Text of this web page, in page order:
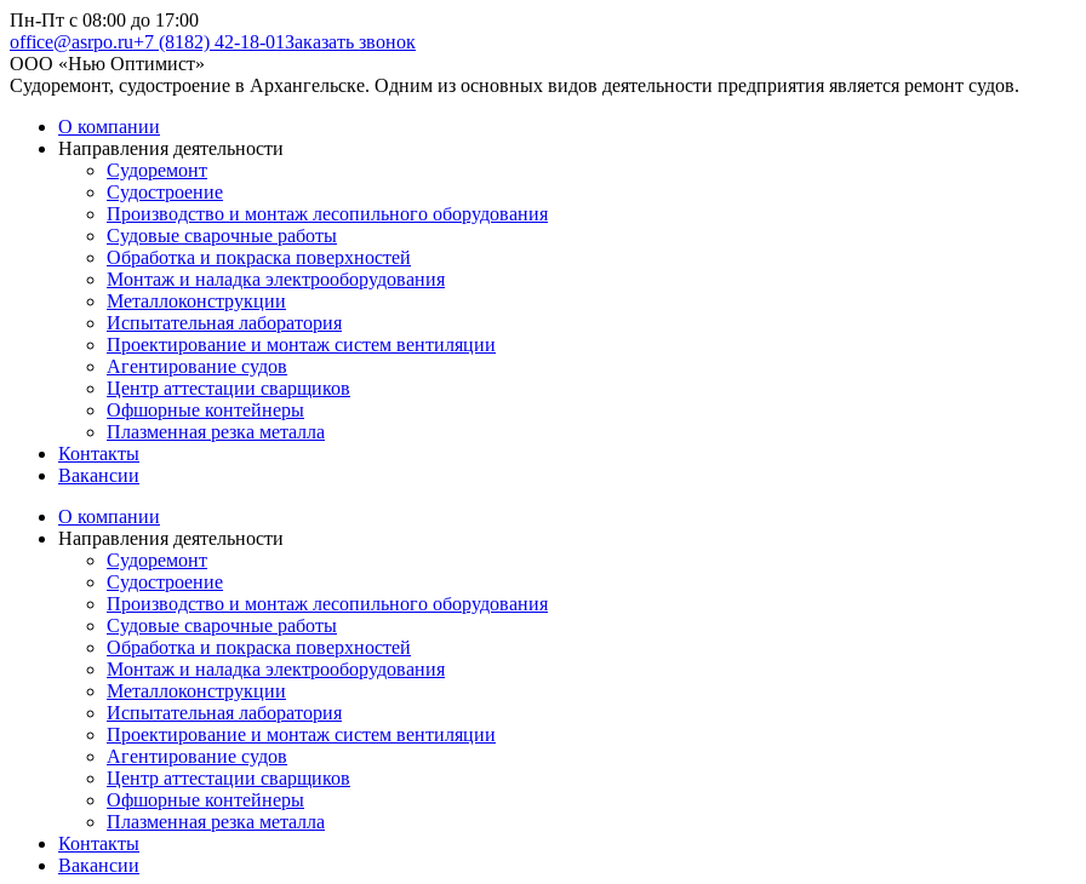
Перейти
к
содержанию
Пн-Пт с 08:00 до 17:00
office@asrpo.ru+7 (8182) 42-18-01Заказать звонок
ООО «Нью Оптимист»
Судоремонт, судостроение в Архангельске. Одним из основных видов деятельности предприятия является ремонт судов.
О компании
Направления деятельности
Судоремонт
Судостроение
Производство и монтаж лесопильного оборудования
Судовые сварочные работы
Обработка и покраска поверхностей
Монтаж и наладка электрооборудования
Металлоконструкции
Испытательная лаборатория
Проектирование и монтаж систем вентиляции
Агентирование судов
Центр аттестации сварщиков
Офшорные контейнеры
Плазменная резка металла
Контакты
Вакансии
О компании
Направления деятельности
Судоремонт
Судостроение
Производство и монтаж лесопильного оборудования
Судовые сварочные работы
Обработка и покраска поверхностей
Монтаж и наладка электрооборудования
Металлоконструкции
Испытательная лаборатория
Проектирование и монтаж систем вентиляции
Агентирование судов
Центр аттестации сварщиков
Офшорные контейнеры
Плазменная резка металла
Контакты
Вакансии